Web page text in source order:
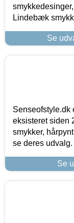
Lindebæk
Se
Senseofstyle.dk
eksisteret siden
smykker,
se deres udvalg.
Se